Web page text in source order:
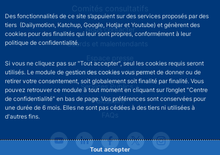
Des fonctionnalités de ce site s’appuient sur des services proposés par des
tiers (Dailymotion, Katchup, Google, Hotjar et Youtube) et génèrent des
cookies pour des finalités qui leur sont propres, conformément à leur
politique de confidentialité.
Si vous ne cliquez pas sur "Tout accepter", seul les cookies requis seront
utilisés. Le module de gestion des cookies vous permet de donner ou de
retirer votre consentement, soit globalement soit finalité par finalité. Vous
pouvez retrouver ce module à tout moment en cliquant sur l’onglet "Centre
de confidentialité" en bas de page. Vos préférences sont conservées pour
une durée de 6 mois. Elles ne sont pas cédées à des tiers ni utilisées à
d'autres fins.
Tout accepter
Comités consultatifs
Footer secondary menuNous contacter
Sourds et malentendants
Espace presse
La direction des Achats
Services Publics +
Glossaire
FAQs